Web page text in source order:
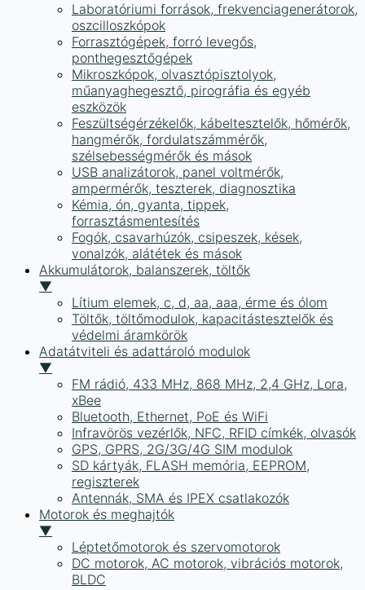
Laboratóriumi források, frekvenciagenerátorok,
oszcilloszkópok
Forrasztógépek, forró levegős,
ponthegesztőgépek
Mikroszkópok, olvasztópisztolyok,
műanyaghegesztő, pirográfia és egyéb
eszközök
Feszültségérzékelők, kábeltesztelők, hőmérők,
hangmérők, fordulatszámmérők,
szélsebességmérők és mások
USB analizátorok, panel voltmérők,
ampermérők, teszterek, diagnosztika
Kémia, ón, gyanta, tippek,
forrasztásmentesítés
Fogók, csavarhúzók, csipeszek, kések,
vonalzók, alátétek és mások
Akkumulátorok, balanszerek, töltők
▼
Lítium elemek, c, d, aa, aaa, érme és ólom
Töltők, töltőmodulok, kapacitástesztelők és
védelmi áramkörök
Adatátviteli és adattároló modulok
▼
FM rádió, 433 MHz, 868 MHz, 2,4 GHz, Lora,
xBee
Bluetooth, Ethernet, PoE és WiFi
Infravörös vezérlők, NFC, RFID címkék, olvasók
GPS, GPRS, 2G/3G/4G SIM modulok
SD kártyák, FLASH memória, EEPROM,
regiszterek
Antennák, SMA és IPEX csatlakozók
Motorok és meghajtók
▼
Léptetőmotorok és szervomotorok
DC motorok, AC motorok, vibrációs motorok,
BLDC